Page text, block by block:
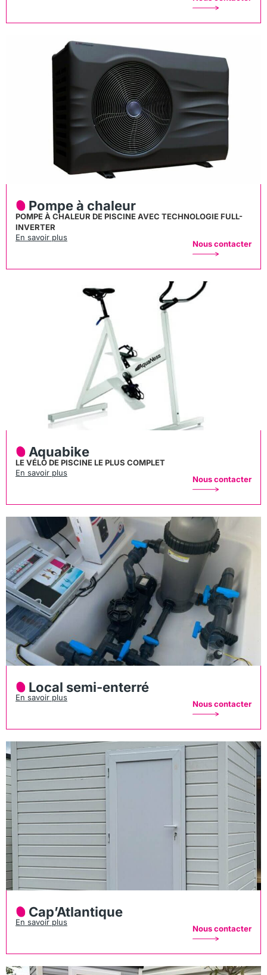
Pompe à chaleur
POMPE À CHALEUR DE PISCINE AVEC TECHNOLOGIE FULL-
INVERTER
En savoir plus
Nous contacter
Aquabike
LE VÉLO DE PISCINE LE PLUS COMPLET
En savoir plus
Nous contacter
Local semi-enterré
En savoir plus
Nous contacter
Cap’Atlantique
En savoir plus
Nous contacter